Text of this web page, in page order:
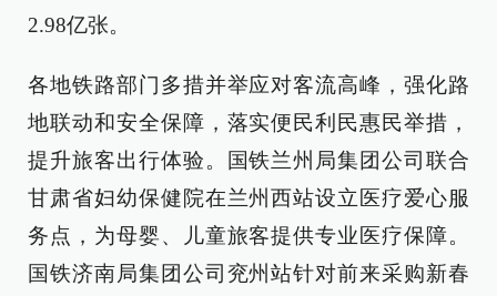
2.98亿张。
各地铁路部门多措并举应对客流高峰，强化路
地联动和安全保障，落实便民利民惠民举措，
提升旅客出行体验。国铁兰州局集团公司联合
甘肃省妇幼保健院在兰州西站设立医疗爱心服
务点，为母婴、儿童旅客提供专业医疗保障。
国铁济南局集团公司兖州站针对前来采购新春